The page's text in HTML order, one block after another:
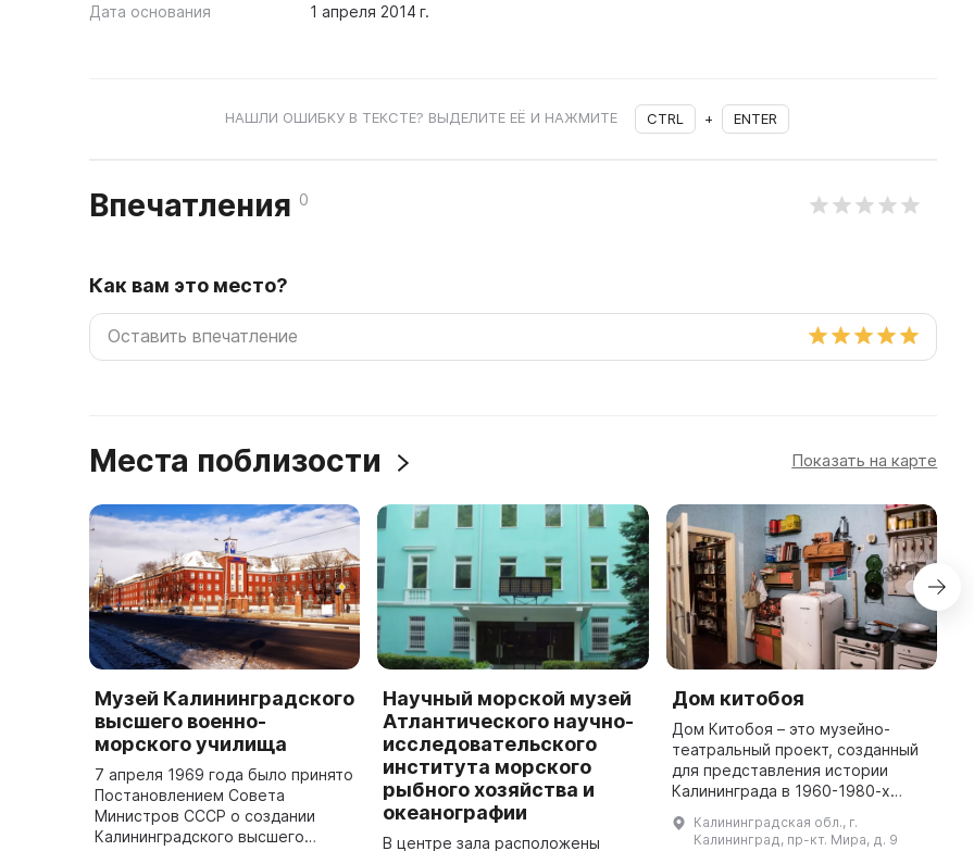
Дата основания 1 апреля 2014 г.
НАШЛИ ОШИБКУ В ТЕКСТЕ? ВЫДЕЛИТЕ ЕЁ И НАЖМИТЕ CTRL + ENTER
Впечатления 0
Как вам это место?
Места поблизости Показать на карте
Музей Калининградского
высшего военно-
морского училища
7 апреля 1969 года было принято
Постановлением Совета
Министров СССР о создании
Калининградского высшего
Научный морской музей
Атлантического научно-
исследовательского
института морского
рыбного хозяйства и
океанографии
В центре зала расположены
Дом китобоя
Дом Китобоя – это музейно-
театральный проект, созданный
для представления истории
Калининграда в 1960-1980-х
демонстрируется квартира, как
Калининградская обл., г.
Калининград, пр-кт. Мира, д. 9